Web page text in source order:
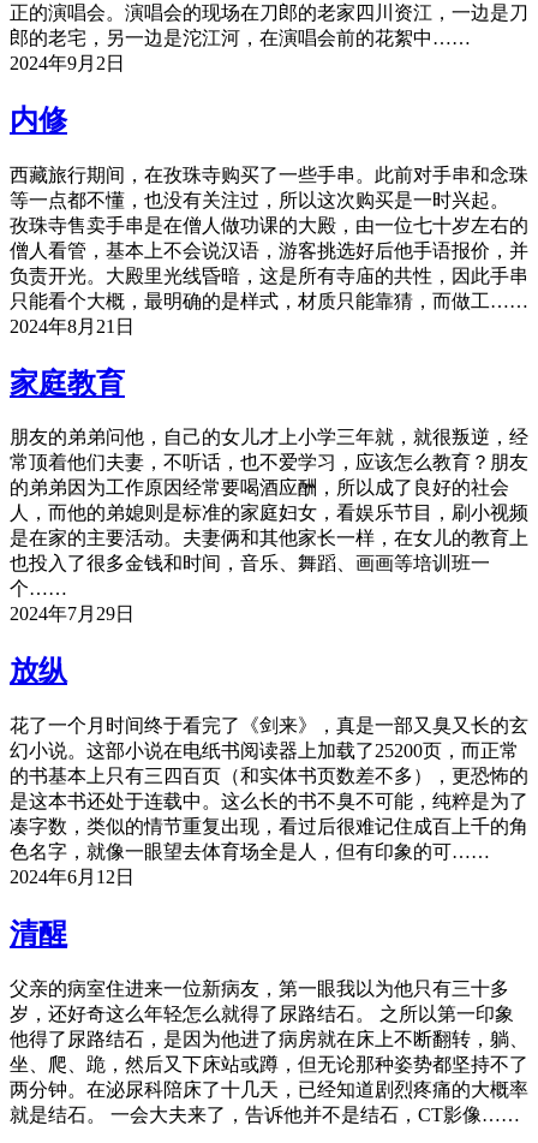
正的演唱会。演唱会的现场在刀郎的老家四川资江，一边是刀
郎的老宅，另一边是沱江河，在演唱会前的花絮中……
2024年9月2日
内修
西藏旅行期间，在孜珠寺购买了一些手串。此前对手串和念珠
等一点都不懂，也没有关注过，所以这次购买是一时兴起。
孜珠寺售卖手串是在僧人做功课的大殿，由一位七十岁左右的
僧人看管，基本上不会说汉语，游客挑选好后他手语报价，并
负责开光。大殿里光线昏暗，这是所有寺庙的共性，因此手串
只能看个大概，最明确的是样式，材质只能靠猜，而做工……
2024年8月21日
家庭教育
朋友的弟弟问他，自己的女儿才上小学三年就，就很叛逆，经
常顶着他们夫妻，不听话，也不爱学习，应该怎么教育？朋友
的弟弟因为工作原因经常要喝酒应酬，所以成了良好的社会
人，而他的弟媳则是标准的家庭妇女，看娱乐节目，刷小视频
是在家的主要活动。夫妻俩和其他家长一样，在女儿的教育上
也投入了很多金钱和时间，音乐、舞蹈、画画等培训班一
个……
2024年7月29日
放纵
花了一个月时间终于看完了《剑来》，真是一部又臭又长的玄
幻小说。这部小说在电纸书阅读器上加载了25200页，而正常
的书基本上只有三四百页（和实体书页数差不多），更恐怖的
是这本书还处于连载中。这么长的书不臭不可能，纯粹是为了
凑字数，类似的情节重复出现，看过后很难记住成百上千的角
色名字，就像一眼望去体育场全是人，但有印象的可……
2024年6月12日
清醒
父亲的病室住进来一位新病友，第一眼我以为他只有三十多
岁，还好奇这么年轻怎么就得了尿路结石。 之所以第一印象
他得了尿路结石，是因为他进了病房就在床上不断翻转，躺、
坐、爬、跪，然后又下床站或蹲，但无论那种姿势都坚持不了
两分钟。在泌尿科陪床了十几天，已经知道剧烈疼痛的大概率
就是结石。 一会大夫来了，告诉他并不是结石，CT影像……